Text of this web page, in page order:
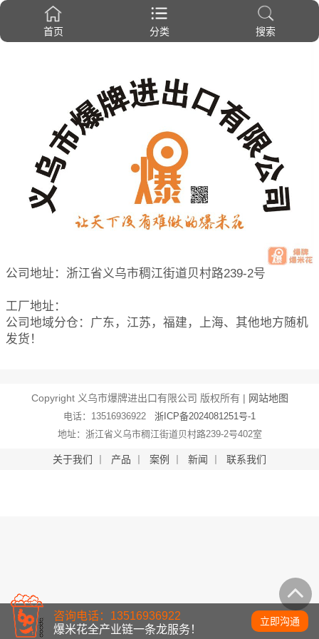
首页 分类 搜索
公司地址：浙江省义乌市稠江街道贝村路239-2号
工厂地址：
公司地域分仓：广东，江苏，福建，上海、其他地方随机
发货！
咨询电话：13516936922
爆米花全产业链一条龙服务！
立即沟通
Copyright 义乌市爆牌进出口有限公司 版权所有 | 网站地图
电话：13516936922 浙ICP备2024081251号-1
地址：浙江省义乌市稠江街道贝村路239-2号402室
关于我们 产品 案例 新闻 联系我们